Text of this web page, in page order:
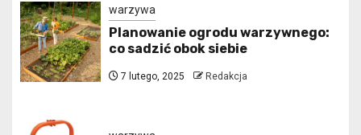
warzywa
Planowanie ogrodu warzywnego:
co sadzić obok siebie
7 lutego, 2025 Redakcja